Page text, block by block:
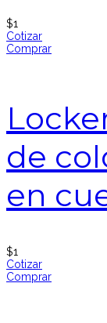
$1
Cotizar
Comprar
de
en
$1
Cotizar
Comprar